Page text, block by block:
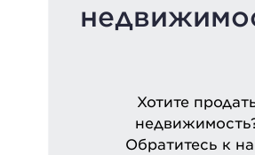
Хотите
Обратитесь к